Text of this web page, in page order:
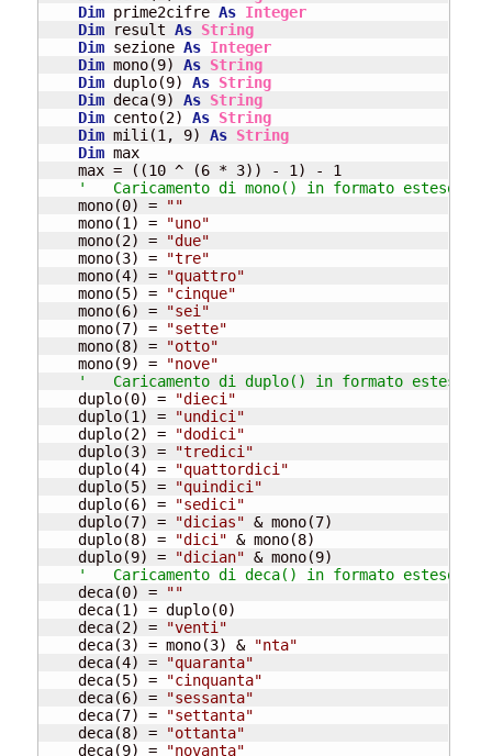
Dim prime2cifre As Integer
Dim result As String
Dim sezione As Integer
Dim mono(9) As String
Dim duplo(9) As String
Dim deca(9) As String
Dim cento(2) As String
Dim mili(1, 9) As String
Dim max
    max = ((10 ^ (6 * 3)) - 1) - 1
'   Caricamento di mono() in formato esteso
    mono(0) =
""
    mono(1) =
"uno"
    mono(2) =
"due"
    mono(3) =
"tre"
    mono(4) =
"quattro"
    mono(5) =
"cinque"
    mono(6) =
"sei"
    mono(7) =
"sette"
    mono(8) =
"otto"
    mono(9) =
"nove"
'   Caricamento di duplo() in formato esteso
    duplo(0) =
"dieci"
    duplo(1) =
"undici"
    duplo(2) =
"dodici"
    duplo(3) =
"tredici"
    duplo(4) =
"quattordici"
    duplo(5) =
"quindici"
    duplo(6) =
"sedici"
    duplo(7) =
"dicias" & mono(7)
    duplo(8) =
"dici" & mono(8)
    duplo(9) =
"dician" & mono(9)
'   Caricamento di deca() in formato esteso
    deca(0) =
""
    deca(1) = duplo(0)
    deca(2) =
"venti"
    deca(3) = mono(3) &
"nta"
    deca(4) =
"quaranta"
    deca(5) =
"cinquanta"
    deca(6) =
"sessanta"
    deca(7) =
"settanta"
    deca(8) =
"ottanta"
    deca(9) =
"novanta"